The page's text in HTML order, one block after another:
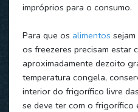
impróprios para o consumo.
Para que os alimentos
os freezeres precisam estar
aproximadamente dezoito
temperatura congela,
interior do frigorífico livre
se deve ter com o frigorífico